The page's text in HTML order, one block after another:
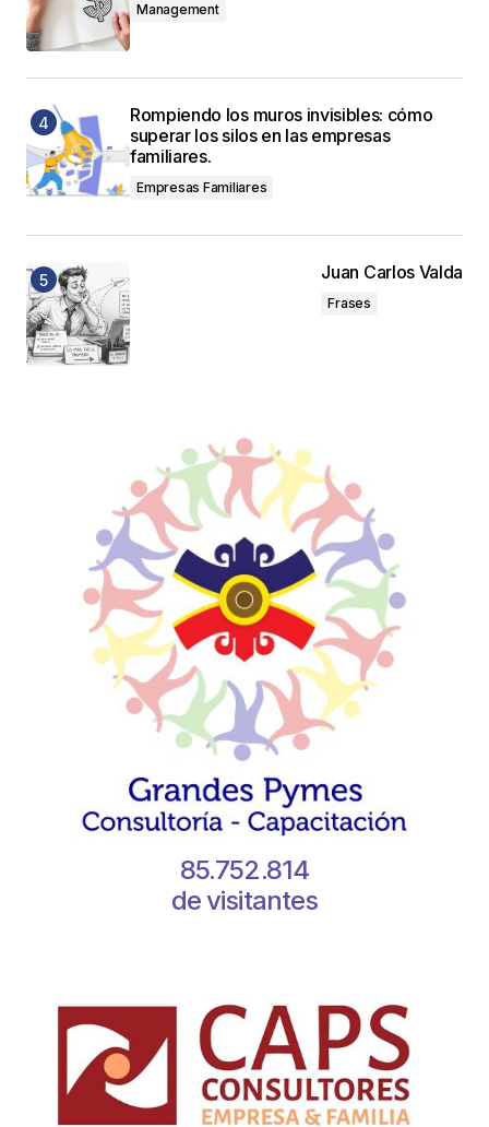
Management
Rompiendo los muros invisibles: cómo
superar los silos en las empresas
familiares.
Empresas Familiares
Juan Carlos Valda
Frases
85.752.814
de visitantes